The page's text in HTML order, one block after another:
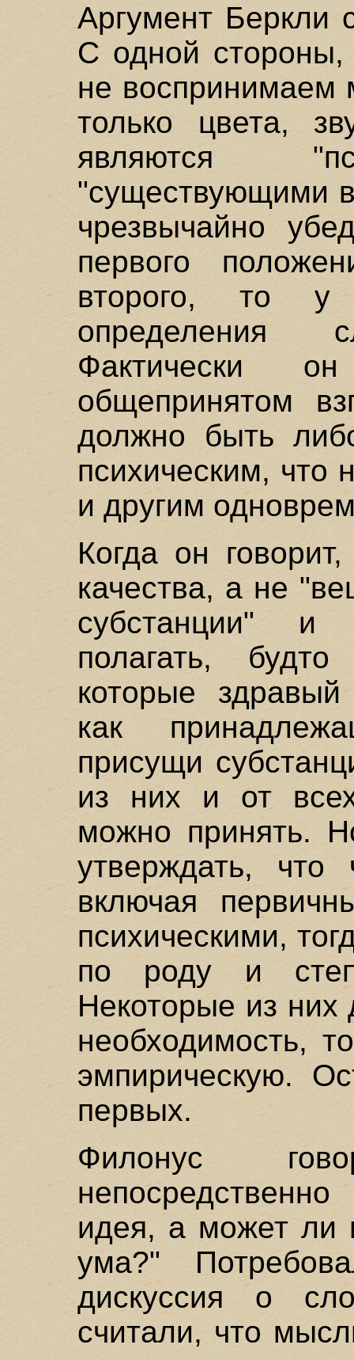
Аргумент Беркли
С одной
не воспринимаем
только цвета,
являются
"существующими
чрезвычайно
первого
второго, то у
определения
Фактически
общепринятом
должно быть
психическим, что
и другим
Когда он
качества, а не
субстанции" и
полагать,
которые
как
присущи
из них и от
можно принять.
утверждать, что
включая
психическими,
по роду и
Некоторые из них
необходимость,
эмпирическую.
первых.
Филонус
идея, а может ли
ума?"
дискуссия о
считали, что